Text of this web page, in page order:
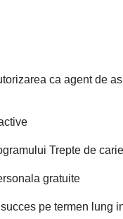
ca agent de
Trepte de
gratuite
pe termen lung